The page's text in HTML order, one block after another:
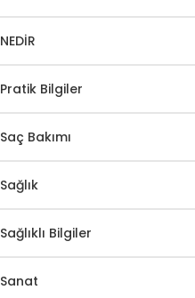
NEDİR
Pratik Bilgiler
Saç Bakımı
Sağlık
Sağlıklı Bilgiler
Sanat